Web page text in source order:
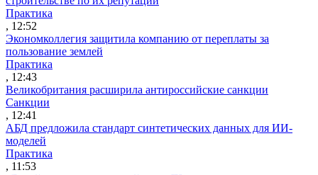
Практика
, 12:52
Экономколлегия защитила компанию от переплаты за
пользование землей
Практика
, 12:43
Великобритания расширила антироссийские санкции
Санкции
, 12:41
АБД предложила стандарт синтетических данных для ИИ-
моделей
Практика
, 11:53